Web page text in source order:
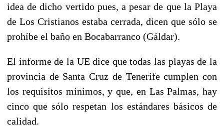
idea de dicho vertido pues, a pesar de que la Playa
de Los Cristianos estaba cerrada, dicen que sólo se
prohíbe el baño en Bocabarranco (Gáldar).
El informe de la UE dice que todas las playas de la
provincia de Santa Cruz de Tenerife cumplen con
los requisitos mínimos, y que, en Las Palmas, hay
cinco que sólo respetan los estándares básicos de
calidad.